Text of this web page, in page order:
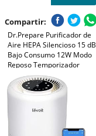
Compartir:
Dr.Prepare Purificador de
Aire HEPA Silencioso 15 dB
Bajo Consumo 12W Modo
Reposo Temporizador
Elimina 99,97% de Polen,
Polvo, Pelo de Mascotas y
Humo Prefiltro Lavable para
Dormitorios y Oficinas